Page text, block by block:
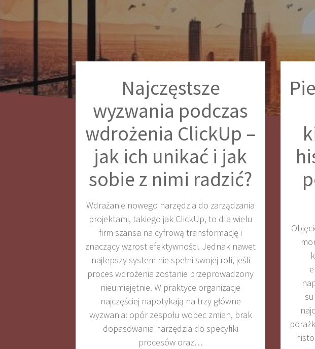
Najczęstsze
wyzwania podczas
wdrożenia ClickUp –
jak ich unikać i jak
sobie z nimi radzić?
Wdrażanie nowego narzędzia do zarządzania
projektami, takiego jak ClickUp, to dla wielu
firm szansa na cyfrową transformację i
znaczący wzrost efektywności. Jednak nawet
najlepszy system nie spełni swojej roli, jeśli
proces wdrożenia zostanie przeprowadzony
nieumiejętnie. W praktyce organizacje
najczęściej napotykają na trzy główne
wyzwania: opór zespołu wobec zmian, brak
dopasowania narzędzia do specyfiki
procesów oraz…